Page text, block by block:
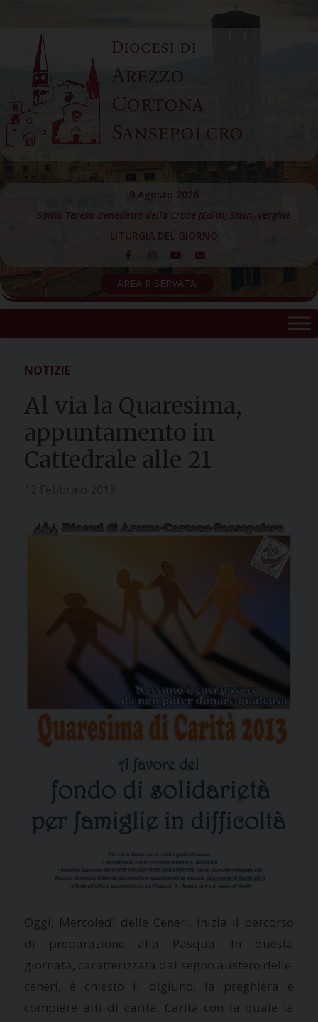
content
Diocesi di
Arezzo
Cortona
Sansepolcro
9 Agosto 2026
Santa Teresa Benedetta della Croce (Edith) Stein, vergine
LITURGIA DEL GIORNO
AREA RISERVATA
NOTIZIE
Al via la Quaresima,
appuntamento in
Cattedrale alle 21
Oggi, Mercoledì delle Ceneri, inizia il percorso
di preparazione alla Pasqua. In questa
giornata, caratterizzata dal segno austero delle
ceneri, è chiesto il digiuno, la preghiera e
compiere atti di carità. Carità con la quale la